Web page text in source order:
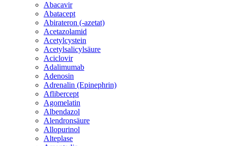
Abacavir
Abatacept
Abirateron (-azetat)
Acetazolamid
Acetylcystein
Acetylsalicylsäure
Aciclovir
Adalimumab
Adenosin
Adrenalin (Epinephrin)
Aflibercept
Agomelatin
Albendazol
Alendronsäure
Allopurinol
Alteplase